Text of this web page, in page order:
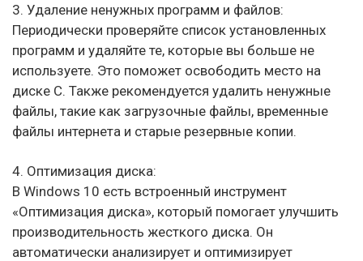
3. Удаление ненужных программ и файлов:
Периодически проверяйте список установленных
программ и удаляйте те, которые вы больше не
используете. Это поможет освободить место на
диске C. Также рекомендуется удалить ненужные
файлы, такие как загрузочные файлы, временные
файлы интернета и старые резервные копии.
4. Оптимизация диска:
В Windows 10 есть встроенный инструмент
«Оптимизация диска», который помогает улучшить
производительность жесткого диска. Он
автоматически анализирует и оптимизирует